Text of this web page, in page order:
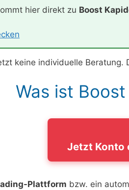
hier direkt zu Boost
keine individuelle
Was ist
Jetzt Konto
Plattform bzw. ein